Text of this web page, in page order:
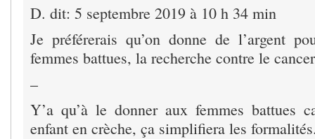
D. dit: 5 septembre 2019 à 10 h 34 min
Je préférerais qu’on donne de l’argent
femmes battues, la recherche contre le cancer
–
Y’a qu’à le donner aux femmes battues
enfant en crèche, ça simplifiera les